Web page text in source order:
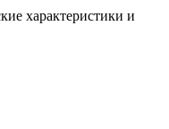
характеристики и